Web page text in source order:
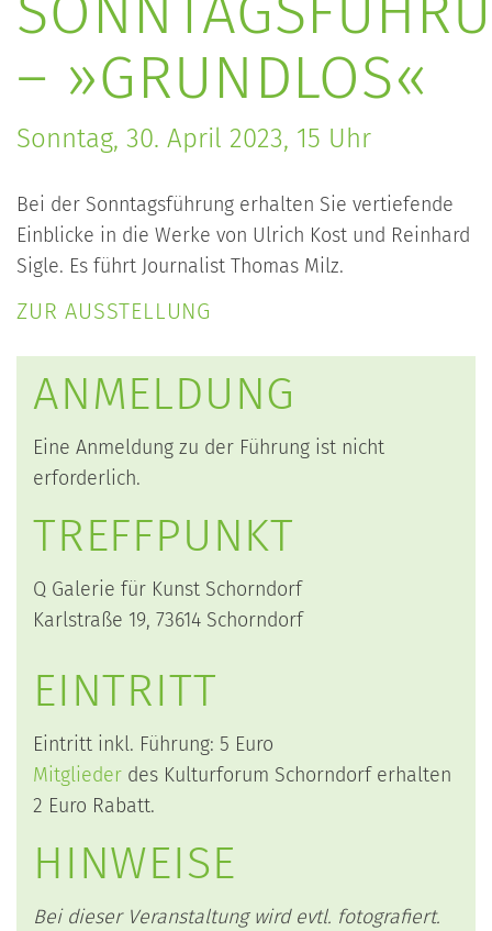
– »GRUNDLOS«
Sonntag, 30. April 2023, 15 Uhr
Bei der Sonntagsführung erhalten Sie vertiefende
Einblicke in die Werke von Ulrich Kost und Reinhard
Sigle. Es führt Journalist Thomas Milz.
ZUR AUSSTELLUNG
ANMELDUNG
Eine Anmeldung zu der Führung ist nicht
erforderlich.
TREFFPUNKT
Q Galerie für Kunst Schorndorf
Karlstraße 19, 73614 Schorndorf
EINTRITT
Eintritt inkl. Führung: 5 Euro
Mitglieder des Kulturforum Schorndorf erhalten
2 Euro Rabatt.
HINWEISE
Bei dieser Veranstaltung wird evtl. fotografiert.